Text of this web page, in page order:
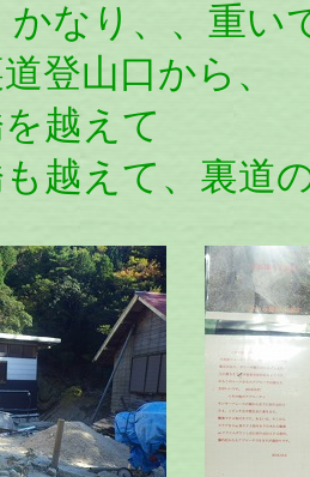
重いです
山口から、
えて
えて、裏道の